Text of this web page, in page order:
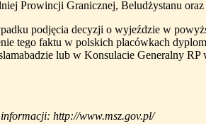
Prowincji Granicznej, Beludżystanu
podjęcia decyzji o wyjeździe w
tego faktu w polskich placówkach
lub w Konsulacie Generalny RP
informacji: http://www.msz.gov.pl/